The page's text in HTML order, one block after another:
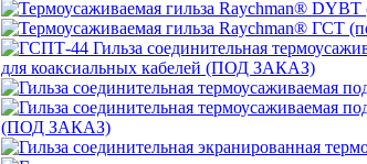
для коаксиальных кабелей (ПОД ЗАКАЗ)
(ПОД ЗАКАЗ)